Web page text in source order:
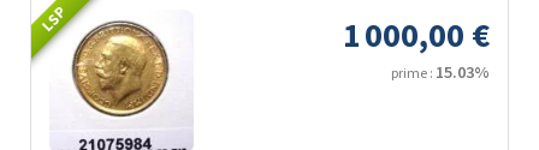
LSP 1 000,00 €
prime : 15.03%